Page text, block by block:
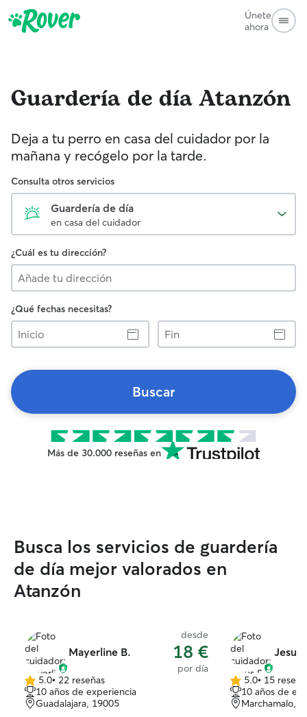
Únete
ahora
Guardería de díaAtanzón
Deja a tu perro en casa del cuidador por la
mañana y recógelo por la tarde.
Consulta otros servicios
Guardería de día
en casa del cuidador
¿Cuál es tu dirección?
¿Qué fechas necesitas?
Inicio
Fin
Buscar
Más de 30.000 reseñas en
Busca los servicios de guardería
de día mejor valorados en
Atanzón
Mayerline B.
desde
18 €
por día
5.0
de
5
5.0• 22 reseñas
10 años de experiencia
Guadalajara, 19005
Jesus
5.0
de
5
5.0• 15
10 años de
Marchamalo,